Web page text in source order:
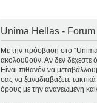
Unima Hellas -
Με την πρόσβαση στο “Unima
ακολουθούν. Αν δεν δέχεστε
Είναι πιθανόν να
σας να ξαναδιαβάζετε
όρους με την ανανεωμένη